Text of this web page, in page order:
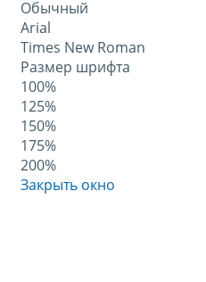
Обычный
Arial
Times New Roman
Размер шрифта
100%
125%
150%
175%
200%
Закрыть окно